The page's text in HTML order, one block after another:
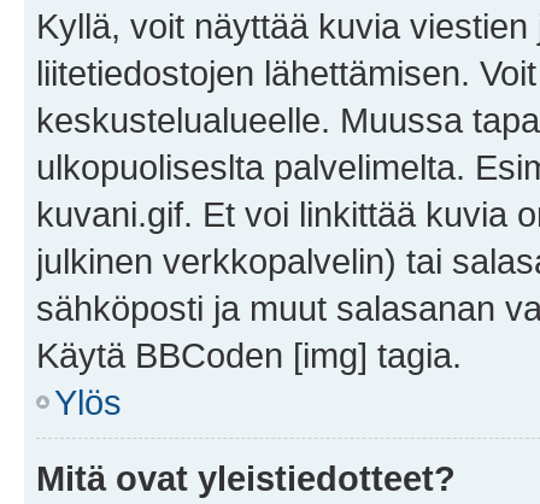
Kyllä, voit näyttää kuvia
liitetiedostojen lähettämisen.
keskustelualueelle. Muussa
ulkopuoliseslta palvelimelta.
kuvani.gif. Et voi linkittää kuvia
julkinen verkkopalvelin) tai
sähköposti ja muut salasanan
Käytä BBCoden [img] tagia.
Ylös
Mitä ovat yleistiedotteet?